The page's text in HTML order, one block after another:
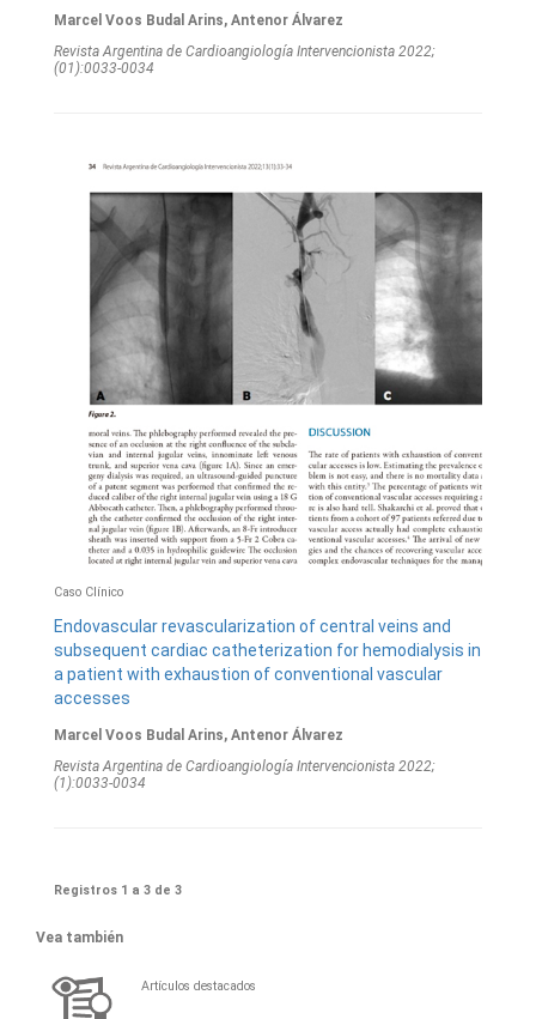
Marcel Voos Budal Arins, Antenor Álvarez
Revista Argentina de Cardioangiologí­a Intervencionista 2022;
(01):0033-0034
Caso Clínico
Endovascular revascularization of central veins and
subsequent cardiac catheterization for hemodialysis in
a patient with exhaustion of conventional vascular
accesses
Marcel Voos Budal Arins, Antenor Álvarez
Revista Argentina de Cardioangiologí­a Intervencionista 2022;
(1):0033-0034
Registros 1 a 3 de 3
Vea también
Artículos destacados